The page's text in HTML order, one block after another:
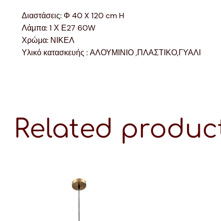
Διαστάσεις: Φ 40 X 120 cm H
Λάμπα: 1 Χ Ε27 60W
Χρώμα: ΝΙΚΕΛ
Υλικό κατασκευής : ΑΛΟΥΜΙΝΙΟ ,ΠΛΑΣΤΙΚΟ,ΓΥΑΛΙ
Related